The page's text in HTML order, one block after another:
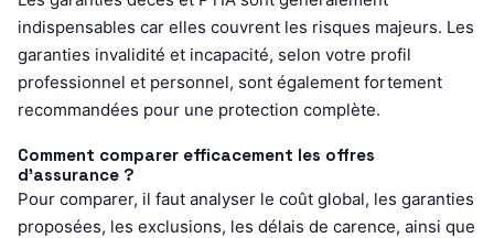
indispensables car elles couvrent les risques majeurs. Les
garanties invalidité et incapacité, selon votre profil
professionnel et personnel, sont également fortement
recommandées pour une protection complète.
Comment comparer efficacement les offres
d’assurance ?
Pour comparer, il faut analyser le coût global, les garanties
proposées, les exclusions, les délais de carence, ainsi que